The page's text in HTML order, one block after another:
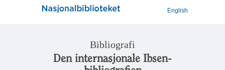
English
Bibliografi
Den internasjonale Ibsen-